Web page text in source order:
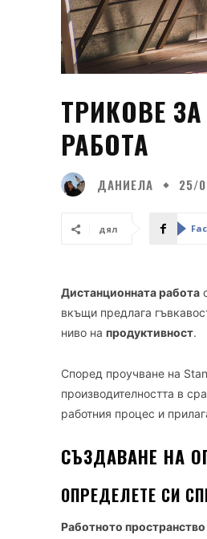
ТРИКОВЕ
РАБОТА
ДАНИЕЛА 25/
дял
Дистанционната работа
вкъщи предлага
ниво на продуктивност.
Според проучване на
производителността в
работния процес и
СЪЗДАВАНЕ НА
ОПРЕДЕЛЕТЕ СИ
Работното пространство